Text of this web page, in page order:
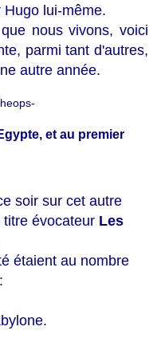
lui-même.
nous vivons, voici
parmi tant d'autres,
autre année.
et au premier
soir sur cet autre
évocateur Les
étaient au nombre